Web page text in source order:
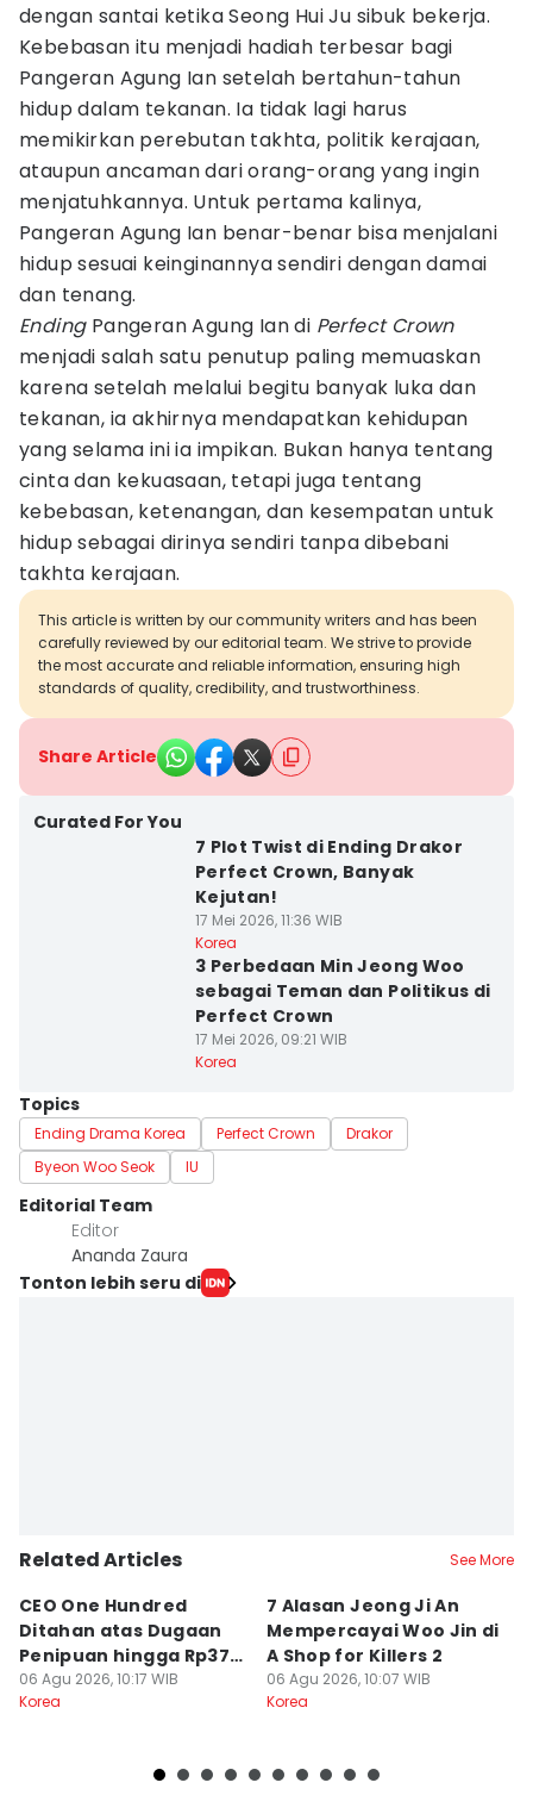
dengan santai ketika Seong Hui Ju sibuk bekerja.
Kebebasan itu menjadi hadiah terbesar bagi
Pangeran Agung Ian setelah bertahun-tahun
hidup dalam tekanan. Ia tidak lagi harus
memikirkan perebutan takhta, politik kerajaan,
ataupun ancaman dari orang-orang yang ingin
menjatuhkannya. Untuk pertama kalinya,
Pangeran Agung Ian benar-benar bisa menjalani
hidup sesuai keinginannya sendiri dengan damai
dan tenang.
EndingPangeran Agung Ian di Perfect Crown
menjadi salah satu penutup paling memuaskan
karena setelah melalui begitu banyak luka dan
tekanan, ia akhirnya mendapatkan kehidupan
yang selama ini ia impikan. Bukan hanya tentang
cinta dan kekuasaan, tetapi juga tentang
kebebasan, ketenangan, dan kesempatan untuk
hidup sebagai dirinya sendiri tanpa dibebani
takhta kerajaan.
This article is written by our community writers and has been
carefully reviewed by our editorial team. We strive to provide
the most accurate and reliable information, ensuring high
standards of quality, credibility, and trustworthiness.
Share Article
Curated For You
7 Plot Twist di Ending Drakor
Perfect Crown, Banyak
Kejutan!
17 Mei 2026, 11:36 WIB
Korea
3 Perbedaan Min Jeong Woo
sebagai Teman dan Politikus di
Perfect Crown
17 Mei 2026, 09:21 WIB
Korea
Topics
Ending Drama Korea Perfect Crown
Drakor
Byeon Woo Seok
IU
Editorial Team
Editor
Ananda Zaura
Tonton lebih seru di
Related Articles See More
CEO One Hundred
Ditahan atas Dugaan
Penipuan hingga Rp379
Miliar
06 Agu 2026, 10:17 WIB
Korea
7 Alasan Jeong Ji An
Mempercayai Woo Jin di
A Shop for Killers 2
06 Agu 2026, 10:07 WIB
Korea